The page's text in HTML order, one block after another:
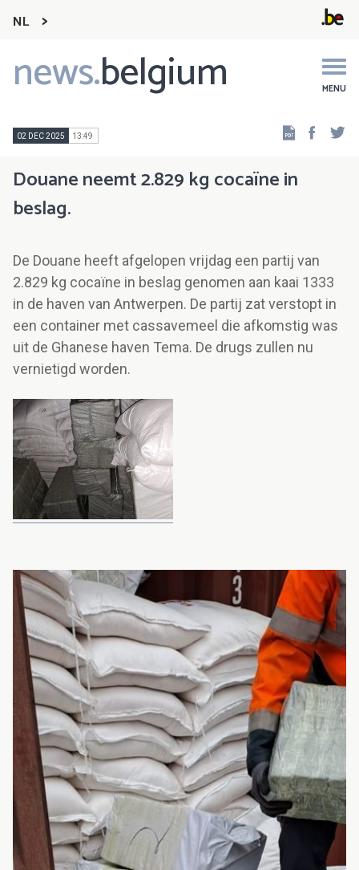
NL
news.belgium MENU
Main
navigation
02 DEC 2025 13:49
Douane neemt 2.829 kg cocaïne in
beslag.
De Douane heeft afgelopen vrijdag een partij van
2.829 kg cocaïne in beslag genomen aan kaai 1333
in de haven van Antwerpen. De partij zat verstopt in
een container met cassavemeel die afkomstig was
uit de Ghanese haven Tema. De drugs zullen nu
vernietigd worden.